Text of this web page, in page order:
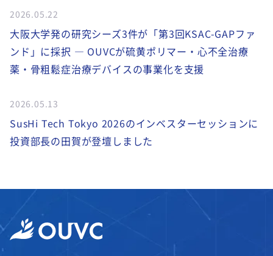
2026.05.22
大阪大学発の研究シーズ3件が「第3回KSAC-GAPファ
ンド」に採択 ― OUVCが硫黄ポリマー・心不全治療
薬・骨粗鬆症治療デバイスの事業化を支援
2026.05.13
SusHi Tech Tokyo 2026のインベスターセッションに
投資部長の田賀が登壇しました